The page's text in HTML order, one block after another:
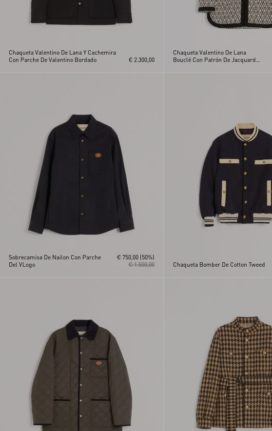
Chaqueta Valentino De Lana Y Cachemira
Con Parche De Valentino Bordado
€ 2.300,00
Chaqueta Valentino De Lana
Bouclé Con Patrón De Jacquard
Sobrecamisa De Nailon Con Parche
Del VLogo
€ 1.500,00
€ 750,00 (50%)
Chaqueta Bomber De Cotton Tweed